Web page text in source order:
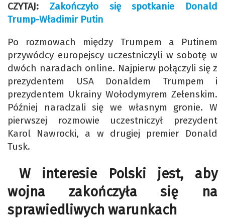
CZYTAJ: Zakończyło się spotkanie Donald
Trump-Władimir Putin
Po rozmowach między Trumpem a Putinem
przywódcy europejscy uczestniczyli w sobotę w
dwóch naradach online. Najpierw połączyli się z
prezydentem USA Donaldem Trumpem i
prezydentem Ukrainy Wołodymyrem Zełenskim.
Później naradzali się we własnym gronie. W
pierwszej rozmowie uczestniczył prezydent
Karol Nawrocki, a w drugiej premier Donald
Tusk.
W interesie Polski jest, aby
wojna zakończyła się na
sprawiedliwych warunkach